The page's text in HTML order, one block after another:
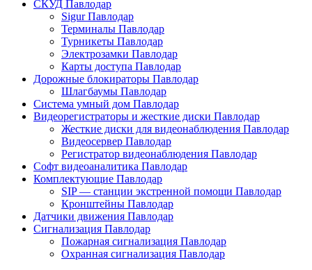
СКУД Павлодар
Sigur Павлодар
Терминалы Павлодар
Турникеты Павлодар
Электрозамки Павлодар
Карты доступа Павлодар
Дорожные блокираторы Павлодар
Шлагбаумы Павлодар
Система умный дом Павлодар
Видеорегистраторы и жесткие диски Павлодар
Жесткие диски для видеонаблюдения Павлодар
Видеосервер Павлодар
Регистратор видеонаблюдения Павлодар
Софт видеоаналитика Павлодар
Комплектующие Павлодар
SIP — станции экстренной помощи Павлодар
Кронштейны Павлодар
Датчики движения Павлодар
Сигнализация Павлодар
Пожарная сигнализация Павлодар
Охранная сигнализация Павлодар